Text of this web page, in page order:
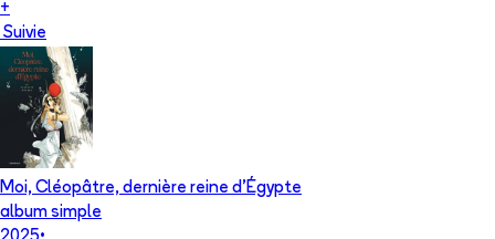
+
Suivie
Moi, Cléopâtre, dernière reine d'Égypte
album simple